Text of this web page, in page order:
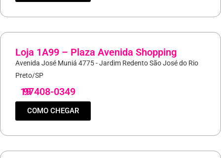
Loja 1A99 – Plaza Avenida Shopping
Avenida José Muniá 4775 - Jardim Redento São José do Rio
Preto/SP
19
97408-0349
COMO CHEGAR